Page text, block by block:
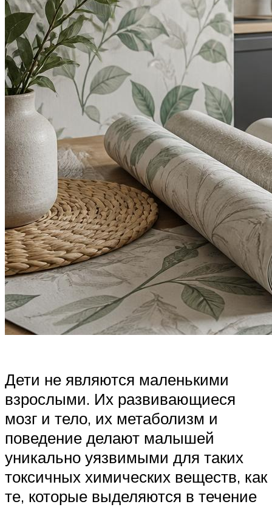
Дети не являются маленькими
взрослыми. Их развивающиеся
мозг и тело, их метаболизм и
поведение делают малышей
уникально уязвимыми для таких
токсичных химических веществ, как
те, которые выделяются в течение